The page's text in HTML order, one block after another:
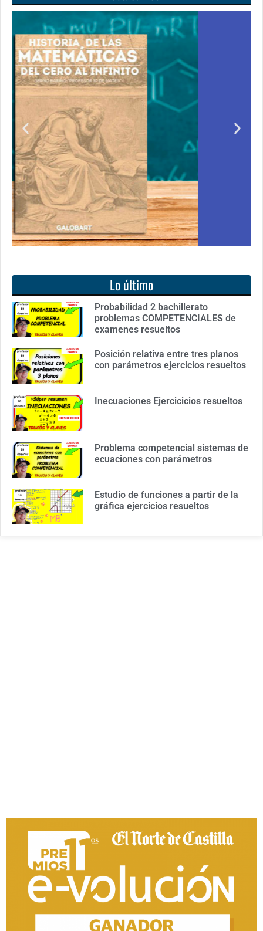
cero
de
Unas matemáticas
para todos
Notición!! Ya se puede adquirir nuestro segundo
libro: Unas matemáticas para todos
Ver libro
Lo último
Probabilidad 2 bachillerato
problemas COMPETENCIALES de
examenes resueltos
Posición relativa entre tres planos
con parámetros ejercicios resueltos
Inecuaciones Ejercicicios resueltos
Problema competencial sistemas de
ecuaciones con parámetros
Estudio de funciones a partir de la
gráfica ejercicios resueltos